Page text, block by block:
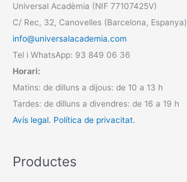
Universal Acadèmia (NIF 77107425V)
C/ Rec, 32, Canovelles (Barcelona, Espanya)
info@universalacademia.com
Tel i WhatsApp: 93 849 06 36
Horari:
Matins: de dilluns a dijous: de 10 a 13 h
Tardes: de dilluns a divendres: de 16 a 19 h
Avís legal. Política de privacitat.
Productes